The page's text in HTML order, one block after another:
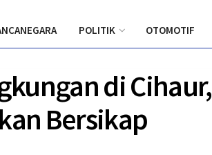
POLITIK OTOMOTIF
di Cihaur,
Bersikap